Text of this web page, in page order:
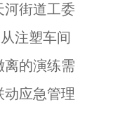
河街道工委
注塑车间
离的演练需
应急管理